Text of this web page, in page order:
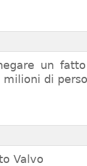
un
di
Valvo